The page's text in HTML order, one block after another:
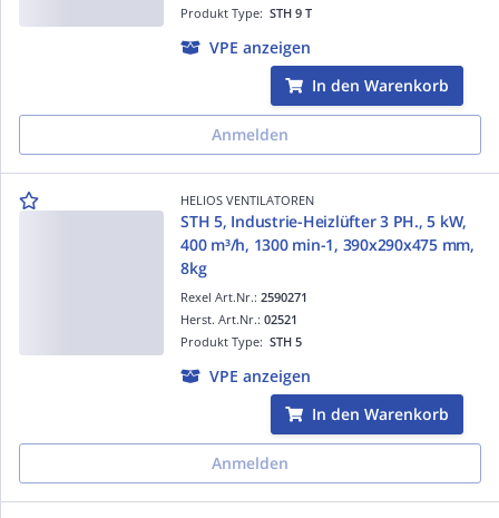
Produkt Type: STH 9 T
VPE anzeigen
In den Warenkorb
Anmelden
HELIOS VENTILATOREN
STH 5, Industrie-Heizlüfter 3 PH., 5 kW,
400 m³/h, 1300 min-1, 390x290x475 mm,
8kg
Rexel Art.Nr.: 2590271
Produkt Type: STH 5
Herst. Art.Nr.: 02521
VPE anzeigen
In den Warenkorb
Anmelden